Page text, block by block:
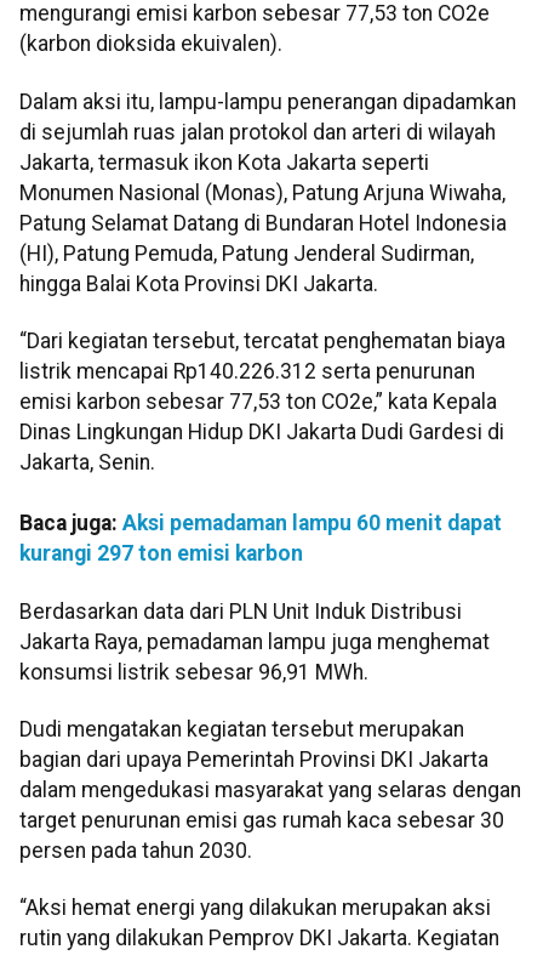
mengurangi emisi karbon sebesar 77,53 ton CO2e
(karbon dioksida ekuivalen).
Dalam aksi itu, lampu-lampu penerangan dipadamkan
di sejumlah ruas jalan protokol dan arteri di wilayah
Jakarta, termasuk ikon Kota Jakarta seperti
Monumen Nasional (Monas), Patung Arjuna Wiwaha,
Patung Selamat Datang di Bundaran Hotel Indonesia
(HI), Patung Pemuda, Patung Jenderal Sudirman,
hingga Balai Kota Provinsi DKI Jakarta.
“Dari kegiatan tersebut, tercatat penghematan biaya
listrik mencapai Rp140.226.312 serta penurunan
emisi karbon sebesar 77,53 ton CO2e,” kata Kepala
Dinas Lingkungan Hidup DKI Jakarta Dudi Gardesi di
Jakarta, Senin.
Baca juga: Aksi pemadaman lampu 60 menit dapat
kurangi 297 ton emisi karbon
Berdasarkan data dari PLN Unit Induk Distribusi
Jakarta Raya, pemadaman lampu juga menghemat
konsumsi listrik sebesar 96,91 MWh.
Dudi mengatakan kegiatan tersebut merupakan
bagian dari upaya Pemerintah Provinsi DKI Jakarta
dalam mengedukasi masyarakat yang selaras dengan
target penurunan emisi gas rumah kaca sebesar 30
persen pada tahun 2030.
“Aksi hemat energi yang dilakukan merupakan aksi
rutin yang dilakukan Pemprov DKI Jakarta. Kegiatan